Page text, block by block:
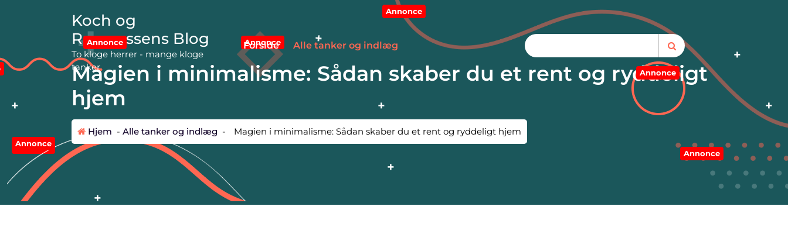
r
e
Koch og
Rasmussens Blog
To kloge herrer - mange kloge
tanker
Forside Alle tanker og indlæg
Annonce
Annonce Annonce
Annonce
Annonce
Annonce
Annonce
Magien i minimalisme: Sådan skaber du et rent og ryddeligt
hjem
Hjem - Alle tanker og indlæg - Magien i minimalisme: Sådan skaber du et rent og ryddeligt hjem